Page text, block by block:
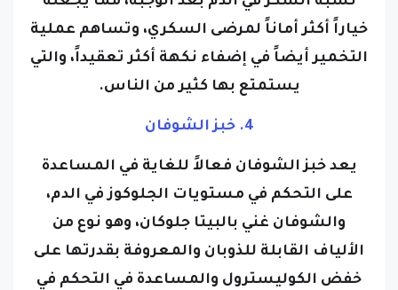
خياراً أكثر أماناً لمرضى السكري، وتساهم عملية
التخمير أيضاً في إضفاء نكهة أكثر تعقيداً، والتي
يستمتع بها كثير من الناس.
4. خبز الشوفان
يعد خبز الشوفان فعالاً للغاية في المساعدة
على التحكم في مستويات الجلوكوز في الدم،
والشوفان غني بالبيتا جلوكان، وهو نوع من
الألياف القابلة للذوبان والمعروفة بقدرتها على
خفض الكوليسترول والمساعدة في التحكم في